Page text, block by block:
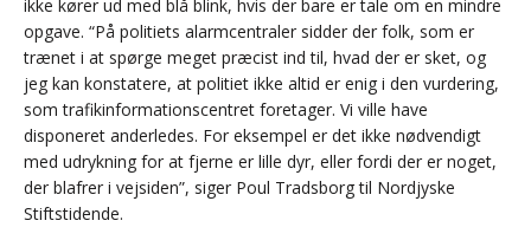
ikke kører ud med blå blink, hvis der bare er tale om en mindre
opgave. “På politiets alarmcentraler sidder der folk, som er
trænet i at spørge meget præcist ind til, hvad der er sket, og
jeg kan konstatere, at politiet ikke altid er enig i den vurdering,
som trafikinformationscentret foretager. Vi ville have
disponeret anderledes. For eksempel er det ikke nødvendigt
med udrykning for at fjerne er lille dyr, eller fordi der er noget,
der blafrer i vejsiden”, siger Poul Tradsborg til Nordjyske
Stiftstidende.